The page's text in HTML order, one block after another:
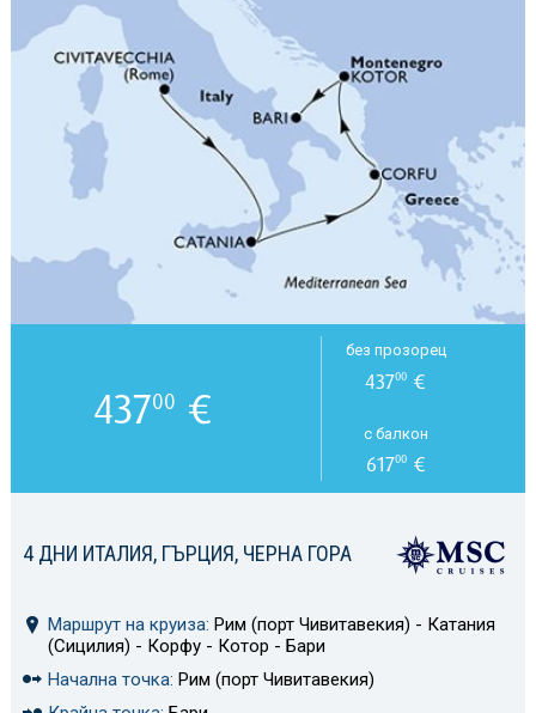
4 ДНИ ИТАЛИЯ, ГЪРЦИЯ, ЧЕРНА ГОРА
Маршрут на круиза: Рим (порт Чивитавекия) - Катания
(Сицилия) - Корфу - Котор - Бари
Начална точка: Рим (порт Чивитавекия)
43700 €
без прозорец
43700 €
с балкон
61700€